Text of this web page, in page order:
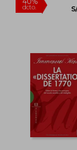
55%
dcto.